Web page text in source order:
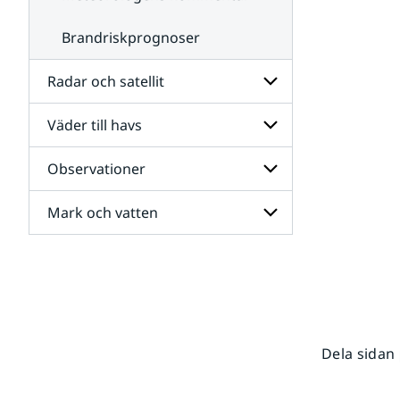
Brandriskprognoser
Radar och satellit
Undersidor
för
Radar
och
satellit
Väder till havs
Undersidor
för
Väder
till
havs
Observationer
Undersidor
för
Mark och vatten
Dela sidan